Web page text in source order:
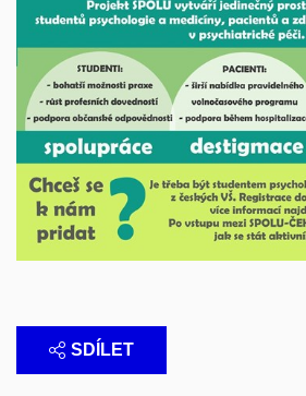
SDÍLET